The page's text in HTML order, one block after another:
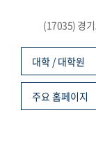
(17035) 경
대학 / 대학원
주요 홈페이지